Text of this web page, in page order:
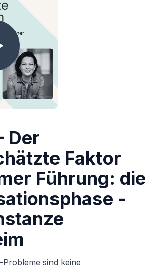
Der
Faktor
Führung: die
-
sind keine